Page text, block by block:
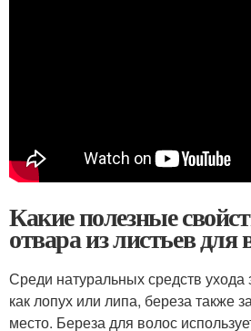
Какие полезные
отвара из листьев для
Среди натуральных средств ухода
как лопух или липа, береза также
место. Береза для волос